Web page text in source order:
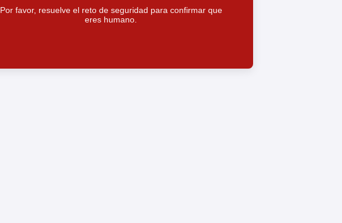
Por favor, resuelve el reto de seguridad para confirmar que
eres humano.